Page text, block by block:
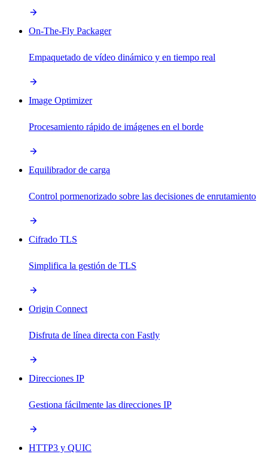
On-The-Fly Packager
Empaquetado de vídeo dinámico y en tiempo real
Image Optimizer
Procesamiento rápido de imágenes en el borde
Equilibrador de carga
Control pormenorizado sobre las decisiones de enrutamiento
Cifrado TLS
Simplifica la gestión de TLS
Origin Connect
Disfruta de línea directa con Fastly
Direcciones IP
Gestiona fácilmente las direcciones IP
HTTP3 y QUIC